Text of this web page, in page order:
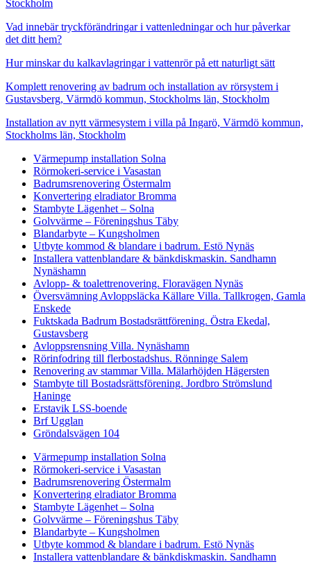
Stockholm
Vad innebär tryckförändringar i vattenledningar och hur påverkar
det ditt hem?
Hur minskar du kalkavlagringar i vattenrör på ett naturligt sätt
Komplett renovering av badrum och installation av rörsystem i
Gustavsberg, Värmdö kommun, Stockholms län, Stockholm
Installation av nytt värmesystem i villa på Ingarö, Värmdö kommun,
Stockholms län, Stockholm
Värmepump installation Solna
Rörmokeri-service i Vasastan
Badrumsrenovering Östermalm
Konvertering elradiator Bromma
Stambyte Lägenhet – Solna
Golvvärme – Föreningshus Täby
Blandarbyte – Kungsholmen
Utbyte kommod & blandare i badrum. Estö Nynäs
Installera vattenblandare & bänkdiskmaskin. Sandhamn
Nynäshamn
Avlopp- & toalettrenovering. Floravägen Nynäs
Översvämning Avloppsläcka Källare Villa. Tallkrogen, Gamla
Enskede
Fuktskada Badrum Bostadsrättförening. Östra Ekedal,
Gustavsberg
Avloppsrensning Villa. Nynäshamn
Rörinfodring till flerbostadshus. Rönninge Salem
Renovering av stammar Villa. Mälarhöjden Hägersten
Stambyte till Bostadsrättsförening. Jordbro Strömslund
Haninge
Erstavik LSS-boende
Brf Ugglan
Gröndalsvägen 104
Värmepump installation Solna
Rörmokeri-service i Vasastan
Badrumsrenovering Östermalm
Konvertering elradiator Bromma
Stambyte Lägenhet – Solna
Golvvärme – Föreningshus Täby
Blandarbyte – Kungsholmen
Utbyte kommod & blandare i badrum. Estö Nynäs
Installera vattenblandare & bänkdiskmaskin. Sandhamn